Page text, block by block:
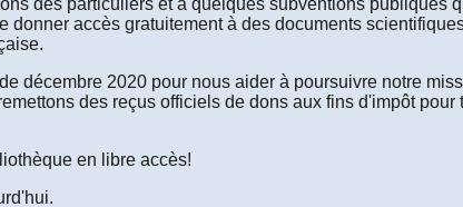
la géopolitique positiviste
géopolitique pragmatiste.”
Version html du texte disponible à l'écran
donner accès gratuitement à des documents
décembre 2020 pour nous aider à poursuivre notre
des reçus officiels de dons aux fins d'impôt pour
en libre accès!